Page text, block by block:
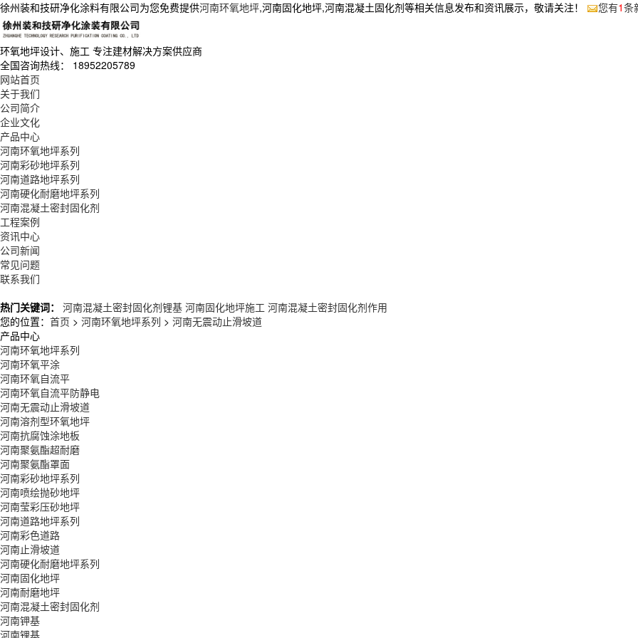
徐州装和技研净化涂料有限公司为您免费提供河南环氧地坪,河南固化地坪,河南混凝土固化剂等相关信息发布和资讯展示，敬请关注！ 您有1条
环氧地坪设计、施工 专注建材解决方案供应商
全国咨询热线： 18952205789
网站首页
关于我们
公司简介
企业文化
产品中心
河南环氧地坪系列
河南彩砂地坪系列
河南道路地坪系列
河南硬化耐磨地坪系列
河南混凝土密封固化剂
工程案例
资讯中心
公司新闻
常见问题
联系我们
热门关键词：
河南混凝土密封固化剂锂基 河南固化地坪施工 河南混凝土密封固化剂作用
您的位置： 首页 > 河南环氧地坪系列 > 河南无震动止滑坡道
产品中心
河南环氧地坪系列
河南环氧平涂
河南环氧自流平
河南环氧自流平防静电
河南无震动止滑坡道
河南溶剂型环氧地坪
河南抗腐蚀涂地板
河南聚氨酯超耐磨
河南聚氨酯罩面
河南彩砂地坪系列
河南喷绘抛砂地坪
河南莹彩压砂地坪
河南道路地坪系列
河南彩色道路
河南止滑坡道
河南硬化耐磨地坪系列
河南固化地坪
河南耐磨地坪
河南混凝土密封固化剂
河南钾基
河南锂基